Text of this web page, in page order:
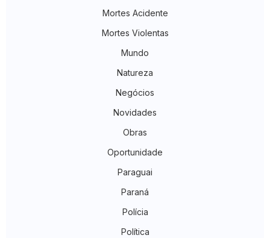
Mortes Acidente
Mortes Violentas
Mundo
Natureza
Negócios
Novidades
Obras
Oportunidade
Paraguai
Paraná
Polícia
Política